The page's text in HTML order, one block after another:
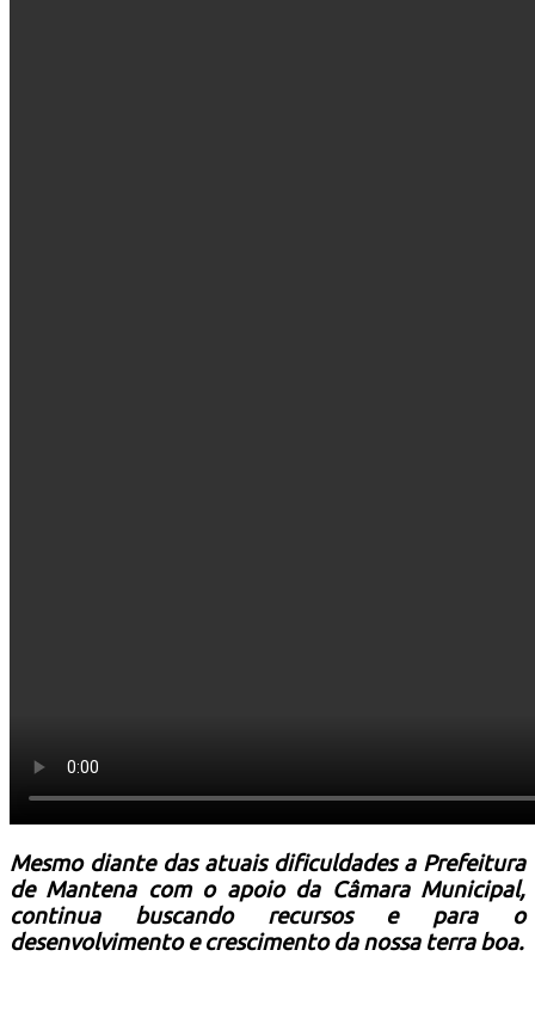
Mesmo diante das atuais dificuldades a Prefeitura
de Mantena com o apoio da Câmara Municipal,
continua buscando recursos e para o
desenvolvimento e crescimento da nossa terra boa.